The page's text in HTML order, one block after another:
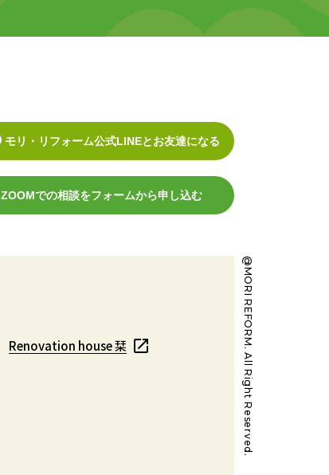
モリ・リフォーム公式LINEとお友達になる
ZOOMでの相談をフォームから申し込む
Renovation house 栞
Renovation house 栞 @MORI REFORM. All Right Reserved.